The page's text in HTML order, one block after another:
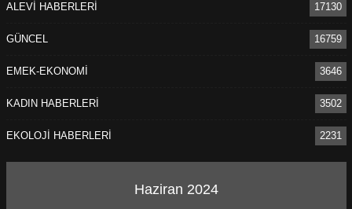
ALEVİ HABERLERİ 17130
GÜNCEL 16759
EMEK-EKONOMİ 3646
KADIN HABERLERİ 3502
EKOLOJİ HABERLERİ 2231
Haziran 2024